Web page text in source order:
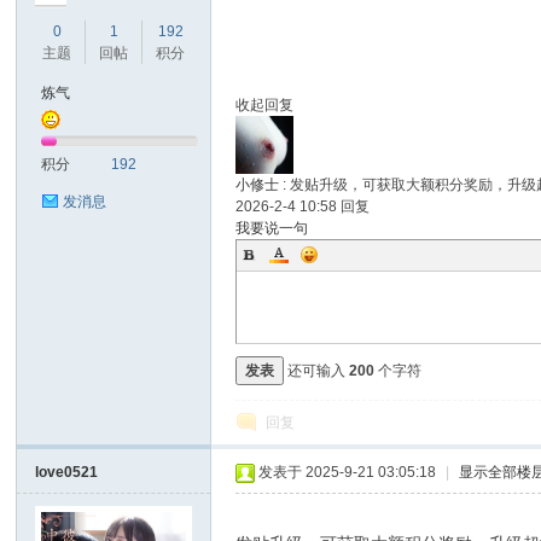
0
主题
1
回帖
192
积分
炼气
积分 192
发消息
收起回复
小修士 :发贴升级，可获取大额积分奖励，升级
2026-2-4 10:58 回复
我要说一句
发表 还可输入200 个字符
回复
love0521 发表于 2025-9-21 03:05:18 显示全部楼